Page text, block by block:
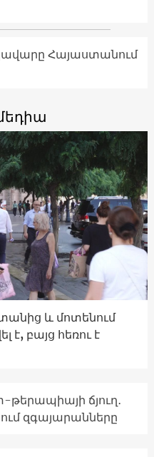
Հայաստանում
և մոտենում
է, բայց հեռու է
թերապիայի ճյուղ․
զգայարանները